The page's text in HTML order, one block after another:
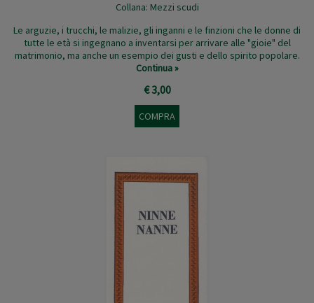
Collana: Mezzi scudi
Le arguzie, i trucchi, le malizie, gli inganni e le finzioni che le donne di
tutte le età si ingegnano a inventarsi per arrivare alle "gioie" del
matrimonio, ma anche un esempio dei gusti e dello spirito popolare.
Continua »
€ 3,00
COMPRA